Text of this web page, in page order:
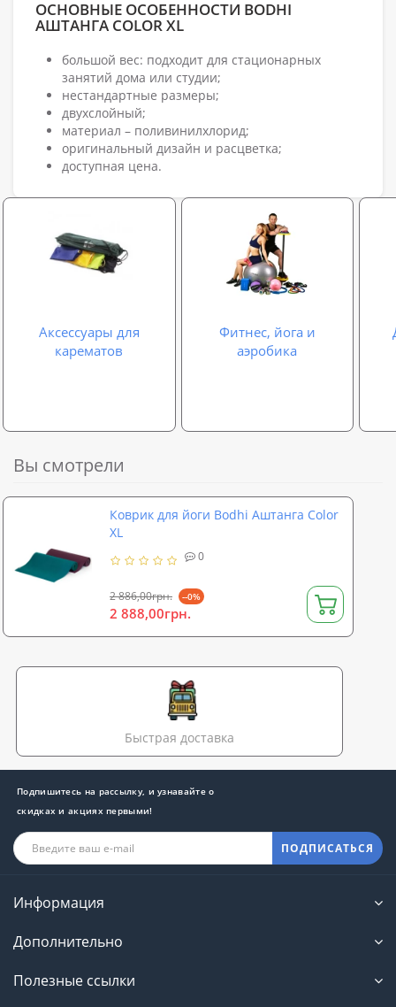
ОСНОВНЫЕ ОСОБЕННОСТИ BODHI
АШТАНГА COLOR XL
большой вес: подходит для стационарных
занятий дома или студии;
нестандартные размеры;
двухслойный;
материал – поливинилхлорид;
оригинальный дизайн и расцветка;
доступная цена.
Аксессуары для
карематов
Фитнес, йога и
аэробика
Вы смотрели
Коврик для йоги Bodhi Аштанга Color
XL
0
2 886,00грн. --0%
2 888,00грн.
Быстрая доставка
Подпишитесь на рассылку, и узнавайте о
скидках и акциях первыми!
ПОДПИСАТЬСЯ
Информация
Дополнительно
Полезные ссылки